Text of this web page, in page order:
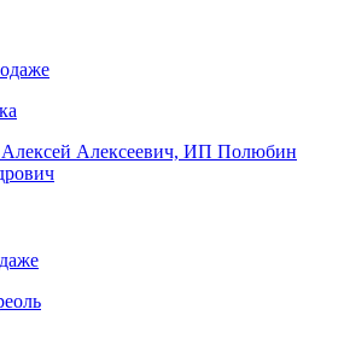
Алексеевич, ИП Полюбин